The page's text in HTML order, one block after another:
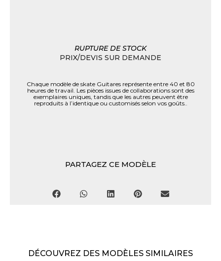
RUPTURE DE STOCK
PRIX/DEVIS SUR DEMANDE
Chaque modèle de skate Guitares représente entre 40 et 80
heures de travail. Les pièces issues de collaborations sont des
exemplaires uniques, tandis que les autres peuvent être
reproduits à l’identique ou customisés selon vos goûts..
PARTAGEZ CE MODÈLE
DÉCOUVREZ DES MODÈLES SIMILAIRES